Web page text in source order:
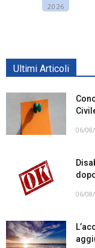
2026
Ultimi Articoli
06/
06/